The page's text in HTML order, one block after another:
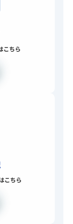
こちら
こちら